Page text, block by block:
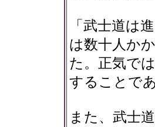
「武士道は
は数十人か
た。正気で
することであ
また、武士